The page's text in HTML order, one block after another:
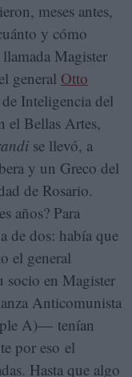
meses antes,
y cómo
Magister
general Otto
Inteligencia del
el Bellas Artes,
se llevó, a
y un Greco del
de Rosario.
años? Para
de dos: había que
el general
en Magister
Anticomunista
A)— tenían
por eso el
Hasta que algo